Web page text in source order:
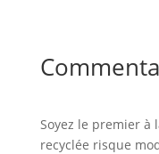
Soyez le premier à
recyclée risque